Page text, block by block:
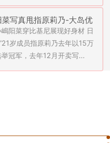
写真甩指原莉乃-大岛优
开脱(图)
阳菜穿比基尼展现好身材 日
岁成员指原莉乃去年以15万
冠军，去年12月开卖写...